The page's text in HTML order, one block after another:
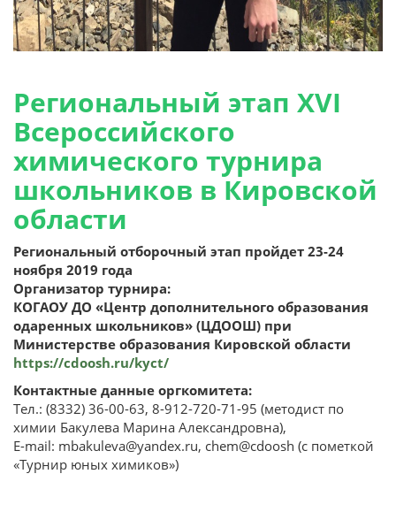
Региональный этап XVI
Всероссийского
химического турнира
школьников в Кировской
области
Региональный отборочный этап пройдет 23-24
ноября 2019 года
Организатор турнира:
КОГАОУ ДО «Центр дополнительного образования
одаренных школьников» (ЦДООШ) при
Министерстве образования Кировской области
https://cdoosh.ru/kyct/
Контактные данные оргкомитета:
Тел.: (8332) 36-00-63, 8-912-720-71-95 (методист по
химии Бакулева Марина Александровна),
Е-mail: mbakuleva@yandex.ru, chem@cdoosh (с пометкой
«Турнир юных химиков»)